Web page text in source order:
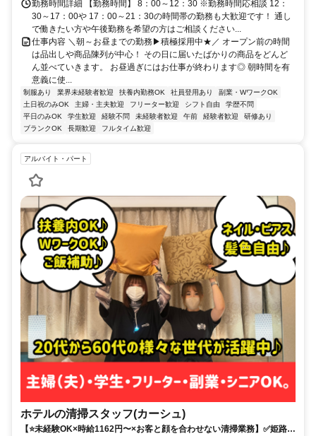
勤務時間詳細 【勤務時間】 8：00～12：30 ※勤務時間応相談 12：
30～17：00や 17：00～21：30の時間帯の勤務も大歓迎です！ 通し
で働きたい方や午後勤務を希望の方はご相談ください...
仕事内容 ＼朝～お昼までの勤務▶積極採用中★／ オープン前の時間
は品出しや商品陳列が中心！ その日に届いたばかりの商品をどんど
ん並べていきます。 お昼過ぎにはお仕事が終わります◎ 朝時間を有
意義に使...
制服あり 業界未経験者歓迎 扶養内勤務OK 社員登用あり
副業・WワークOK
土日祝のみOK
主婦・主夫歓迎 フリーター歓迎 シフト自由
学歴不問
平日のみOK
学生歓迎 経験不問 未経験者歓迎 午前 経験者歓迎
研修あり
ブランクOK
長期歓迎 フルタイム歓迎
アルバイト・パート
ホテルの清掃スタッフ(カーシュ)
【⭐️未経験OK×時給1162円〜×お客と顔を合わせない清掃業務】✅姫路×